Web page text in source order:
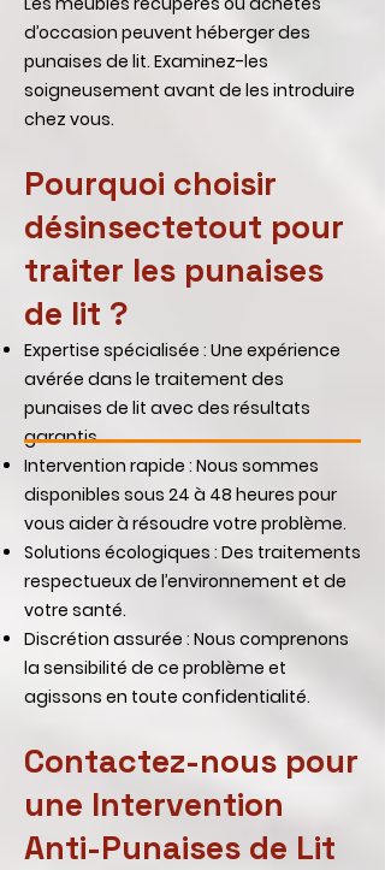
d’occasion peuvent héberger des
punaises de lit. Examinez-les
soigneusement avant de les introduire
chez vous.
Pourquoi choisir
désinsectetout pour
traiter les punaises
de lit ?
Expertise spécialisée : Une expérience
avérée dans le traitement des
punaises de lit avec des résultats
garantis.
Intervention rapide : Nous sommes
disponibles sous 24 à 48 heures pour
vous aider à résoudre votre problème.
Solutions écologiques : Des traitements
respectueux de l’environnement et de
votre santé.
Discrétion assurée : Nous comprenons
la sensibilité de ce problème et
agissons en toute confidentialité.
Contactez-nous pour
une Intervention
Anti-Punaises de Lit